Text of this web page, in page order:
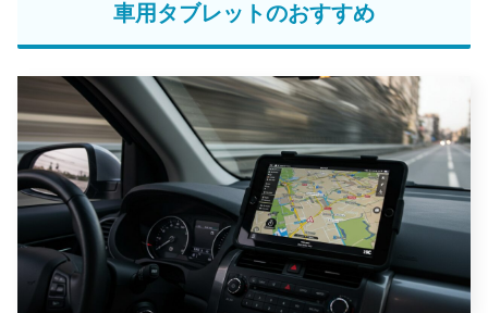
車用タブレットのおすすめ